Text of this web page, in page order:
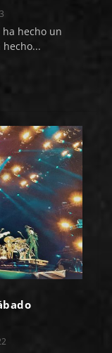
ha hecho un